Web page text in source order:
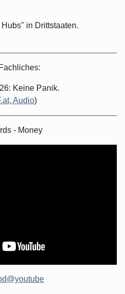
in Drittstaaten.
Keine Panik.
Audio)
- Money